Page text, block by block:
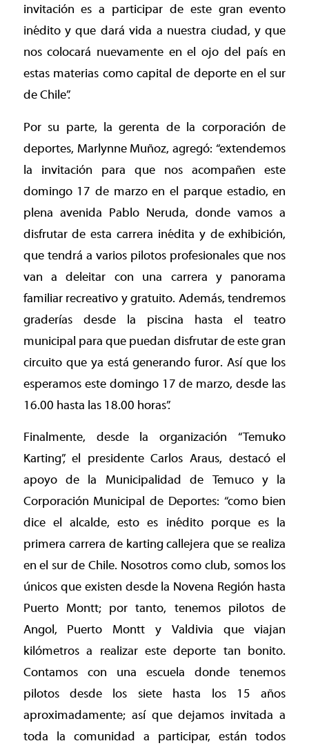
invitación es a participar de este gran evento
inédito y que dará vida a nuestra ciudad, y que
nos colocará nuevamente en el ojo del país en
estas materias como capital de deporte en el sur
de Chile”.
Por su parte, la gerenta de la corporación de
deportes, Marlynne Muñoz, agregó: “extendemos
la invitación para que nos acompañen este
domingo 17 de marzo en el parque estadio, en
plena avenida Pablo Neruda, donde vamos a
disfrutar de esta carrera inédita y de exhibición,
que tendrá a varios pilotos profesionales que nos
van a deleitar con una carrera y panorama
familiar recreativo y gratuito. Además, tendremos
graderías desde la piscina hasta el teatro
municipal para que puedan disfrutar de este gran
circuito que ya está generando furor. Así que los
esperamos este domingo 17 de marzo, desde las
16.00 hasta las 18.00 horas”.
Finalmente, desde la organización “Temuko
Karting”, el presidente Carlos Araus, destacó el
apoyo de la Municipalidad de Temuco y la
Corporación Municipal de Deportes: “como bien
dice el alcalde, esto es inédito porque es la
primera carrera de karting callejera que se realiza
en el sur de Chile. Nosotros como club, somos los
únicos que existen desde la Novena Región hasta
Puerto Montt; por tanto, tenemos pilotos de
Angol, Puerto Montt y Valdivia que viajan
kilómetros a realizar este deporte tan bonito.
Contamos con una escuela donde tenemos
pilotos desde los siete hasta los 15 años
aproximadamente; así que dejamos invitada a
toda la comunidad a participar, están todos